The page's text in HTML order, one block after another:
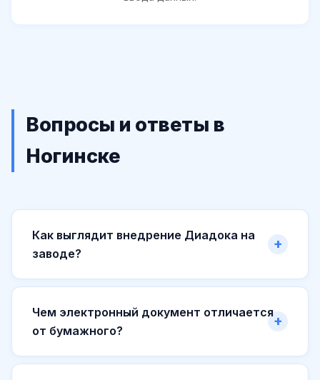
Вопросы и ответы в
Ногинске
Как выглядит внедрение Диадока на
заводе?
Чем электронный документ отличается
от бумажного?